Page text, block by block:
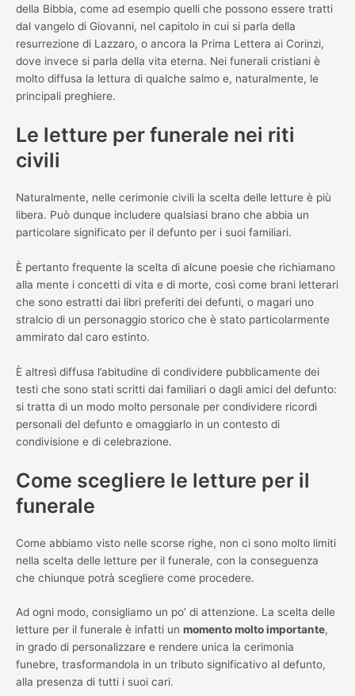
della Bibbia, come ad esempio quelli che possono essere tratti
dal vangelo di Giovanni, nel capitolo in cui si parla della
resurrezione di Lazzaro, o ancora la Prima Lettera ai Corinzi,
dove invece si parla della vita eterna. Nei funerali cristiani è
molto diffusa la lettura di qualche salmo e, naturalmente, le
principali preghiere.
Le letture per funerale nei riti
civili
Naturalmente, nelle cerimonie civili la scelta delle letture è più
libera. Può dunque includere qualsiasi brano che abbia un
particolare significato per il defunto per i suoi familiari.
È pertanto frequente la scelta di alcune poesie che richiamano
alla mente i concetti di vita e di morte, così come brani letterari
che sono estratti dai libri preferiti dei defunti, o magari uno
stralcio di un personaggio storico che è stato particolarmente
ammirato dal caro estinto.
È altresì diffusa l’abitudine di condividere pubblicamente dei
testi che sono stati scritti dai familiari o dagli amici del defunto:
si tratta di un modo molto personale per condividere ricordi
personali del defunto e omaggiarlo in un contesto di
condivisione e di celebrazione.
Come scegliere le letture per il
funerale
Come abbiamo visto nelle scorse righe, non ci sono molto limiti
nella scelta delle letture per il funerale, con la conseguenza
che chiunque potrà scegliere come procedere.
Ad ogni modo, consigliamo un po’ di attenzione. La scelta delle
letture per il funerale è infatti un momento molto importante,
in grado di personalizzare e rendere unica la cerimonia
funebre, trasformandola in un tributo significativo al defunto,
alla presenza di tutti i suoi cari.